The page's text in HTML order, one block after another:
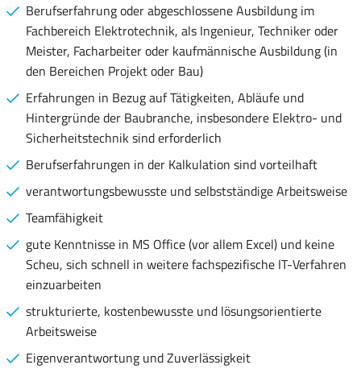
Berufserfahrung oder abgeschlossene Ausbildung im
Fachbereich Elektrotechnik, als Ingenieur, Techniker oder
Meister, Facharbeiter oder kaufmännische Ausbildung (in
den Bereichen Projekt oder Bau)
Erfahrungen in Bezug auf Tätigkeiten, Abläufe und
Hintergründe der Baubranche, insbesondere Elektro- und
Sicherheitstechnik sind erforderlich
Berufserfahrungen in der Kalkulation sind vorteilhaft
verantwortungsbewusste und selbstständige Arbeitsweise
Teamfähigkeit
gute Kenntnisse in MS Office (vor allem Excel) und keine
Scheu, sich schnell in weitere fachspezifische IT-Verfahren
einzuarbeiten
strukturierte, kostenbewusste und lösungsorientierte
Arbeitsweise
Eigenverantwortung und Zuverlässigkeit